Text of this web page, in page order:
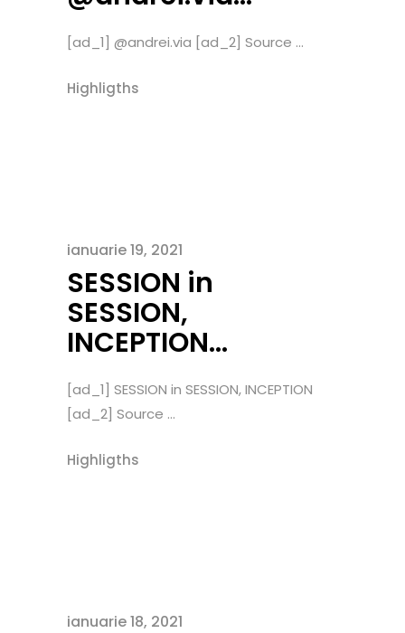
[ad_1] @andrei.via [ad_2] Source ...
Highligths
ianuarie 19, 2021
SESSION in
SESSION,
INCEPTION…
[ad_1] SESSION in SESSION, INCEPTION
[ad_2] Source ...
Highligths
ianuarie 18, 2021